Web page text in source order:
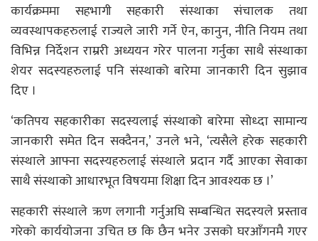
कार्यक्रममा सहभागी सहकारी संस्थाका संचालक तथा
व्यवस्थापकहरुलाई राज्यले जारी गर्ने ऐन, कानुन, नीति नियम तथा
विभिन्न निर्देशन राम्ररी अध्ययन गरेर पालना गर्नुका साथै संस्थाका
शेयर सदस्यहरुलाई पनि संस्थाको बारेमा जानकारी दिन सुझाव
दिए ।
‘कतिपय सहकारीका सदस्यलाई संस्थाको बारेमा सोध्दा सामान्य
जानकारी समेत दिन सक्दैनन,’ उनले भने, ‘त्यसैले हरेक सहकारी
संस्थाले आफ्ना सदस्यहरुलाई संस्थाले प्रदान गर्दै आएका सेवाका
साथै संस्थाको आधारभूत विषयमा शिक्षा दिन आवश्यक छ ।’
सहकारी संस्थाले ऋण लगानी गर्नुअघि सम्बन्धित सदस्यले प्रस्ताव
गरेको कार्ययोजना उचित छ कि छैन भनेर उसको घरआँगनमै गएर